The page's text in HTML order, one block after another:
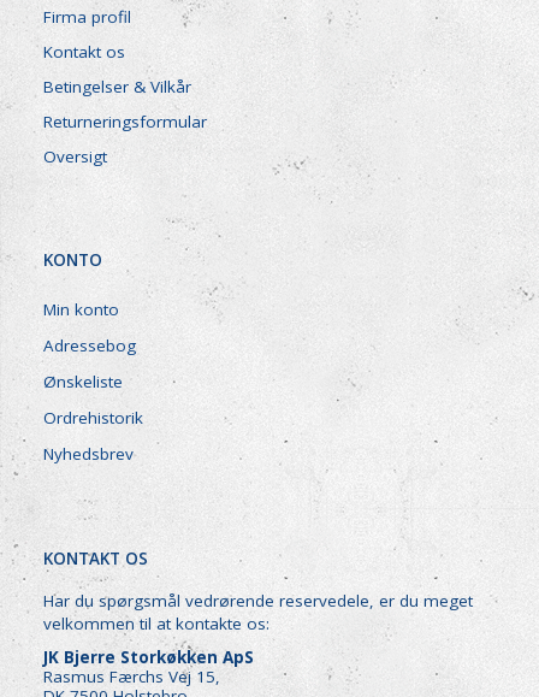
Firma profil
Kontakt os
Betingelser & Vilkår
Returneringsformular
Oversigt
KONTO
Min konto
Adressebog
Ønskeliste
Ordrehistorik
Nyhedsbrev
KONTAKT OS
Har du spørgsmål vedrørende reservedele, er du meget
velkommen til at kontakte os:
JK Bjerre Storkøkken ApS
Rasmus Færchs Vej 15,